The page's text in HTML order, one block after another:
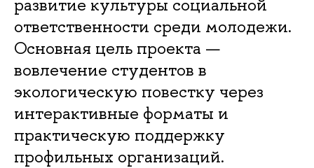
развитие культуры социальной
ответственности среди молодежи.
Основная цель проекта —
вовлечение студентов в
экологическую повестку через
интерактивные форматы и
практическую поддержку
профильных организаций.